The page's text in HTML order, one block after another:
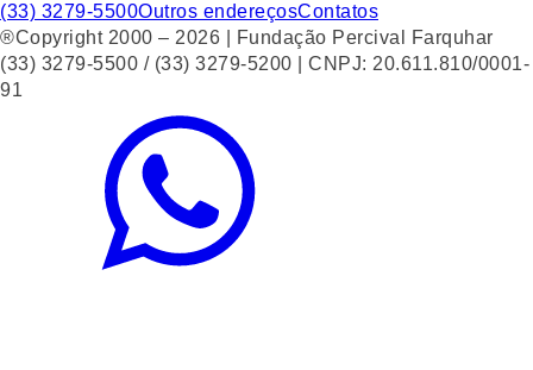
(33) 3279-5500Outros endereçosContatos
®Copyright 2000 – 2026 | Fundação Percival Farquhar
(33) 3279-5500 / (33) 3279-5200 | CNPJ: 20.611.810/0001-
91